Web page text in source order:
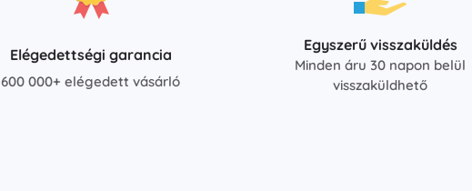
Elégedettségi garancia
600 000+ elégedett vásárló
Egyszerű visszaküldés
Minden áru 30 napon belül
visszaküldhető